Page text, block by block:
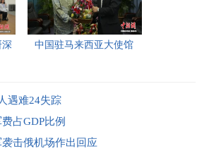
中国驻马来西亚大使馆
日举行，旨在提升留学生
的安全意识与应急处置能
遇难24失踪
占GDP比例
击俄机场作出回应